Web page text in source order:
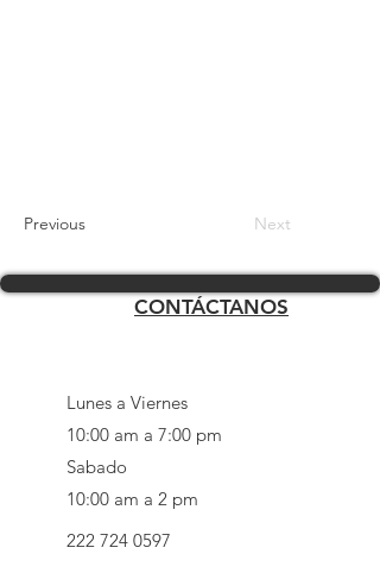
Previous Next
CONTÁCTANOS
Lunes a Viernes
10:00 am a 7:00 pm
Sabado
10:00 am a 2 pm
222 724 0597